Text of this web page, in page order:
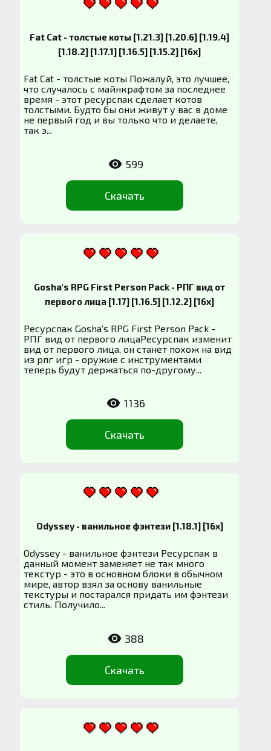
Fat Cat - толстые коты [1.21.3] [1.20.6] [1.19.4]
[1.18.2] [1.17.1] [1.16.5] [1.15.2] [16x]
Fat Cat - толстые коты Пожалуй, это лучшее,
что случалось с майнкрафтом за последнее
время - этот ресурспак сделает котов
толстыми. Будто бы они живут у вас в доме
не первый год и вы только что и делаете,
так э...
Скачать
599
Gosha's RPG First Person Pack - РПГ вид от
первого лица [1.17] [1.16.5] [1.12.2] [16x]
Ресурспак Gosha's RPG First Person Pack -
РПГ вид от первого лицаРесурспак изменит
вид от первого лица, он станет похож на вид
из рпг игр - оружие с инструментами
теперь будут держаться по-другому...
Скачать
1136
Odyssey - ванильное фэнтези [1.18.1] [16x]
Odyssey - ванильное фэнтези Ресурспак в
данный момент заменяет не так много
текстур - это в основном блоки в обычном
мире, автор взял за основу ванильные
текстуры и постарался придать им фэнтези
стиль. Получило...
Скачать
388